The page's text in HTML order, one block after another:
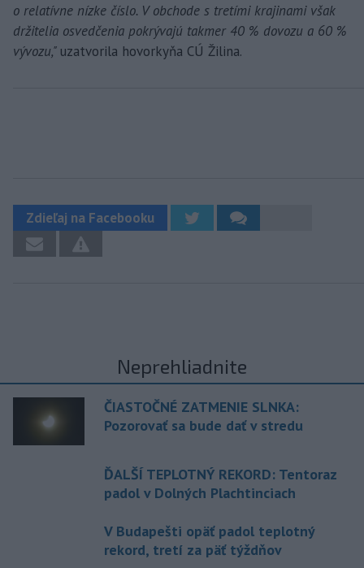
o relatívne nízke číslo. V obchode s tretími krajinami však
držitelia osvedčenia pokrývajú takmer 40 % dovozu a 60 %
vývozu," uzatvorila hovorkyňa CÚ Žilina.
Zdieľaj na Facebooku
Neprehliadnite
ČIASTOČNÉ ZATMENIE SLNKA:
Pozorovať sa bude dať v stredu
ĎALŠÍ TEPLOTNÝ REKORD: Tentoraz
padol v Dolných Plachtinciach
V Budapešti opäť padol teplotný
rekord, tretí za päť týždňov